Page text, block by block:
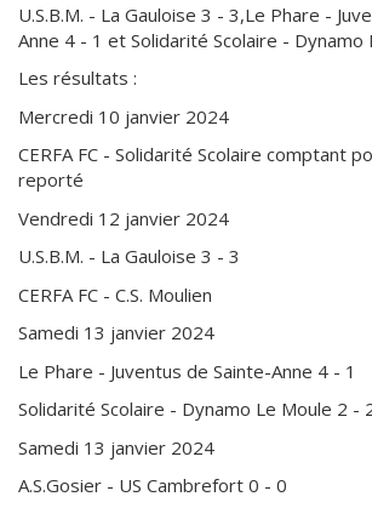
U.S.B.M. - La Gauloise 3 - 3,Le Phare -
Anne 4 - 1 et Solidarité Scolaire - Dynamo
Les résultats :
Mercredi 10 janvier 2024
CERFA FC - Solidarité Scolaire comptant
reporté
Vendredi 12 janvier 2024
U.S.B.M. - La Gauloise 3 - 3
CERFA FC - C.S. Moulien
Samedi 13 janvier 2024
Le Phare - Juventus de Sainte-Anne 4 - 1
Solidarité Scolaire - Dynamo Le Moule 2 -
Samedi 13 janvier 2024
A.S.Gosier - US Cambrefort 0 - 0